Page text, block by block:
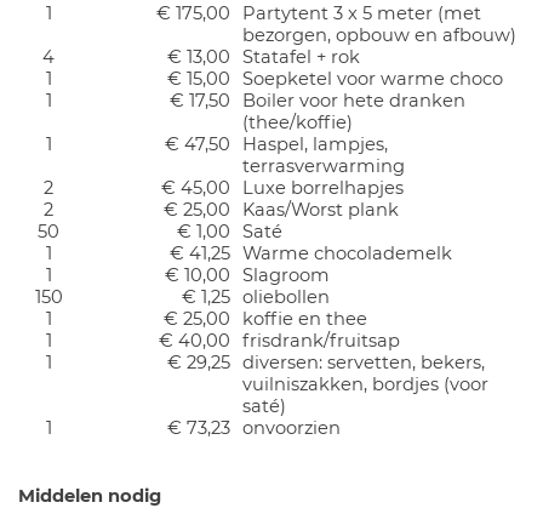
1
€ 175,00
Partytent 3 x 5 meter (met
bezorgen, opbouw en afbouw)
4
€ 13,00
Statafel + rok
1
€ 15,00
Soepketel voor warme choco
1
€ 17,50
Boiler voor hete dranken
(thee/koffie)
1
€ 47,50
Haspel, lampjes,
terrasverwarming
2
€ 45,00
Luxe borrelhapjes
2
€ 25,00
Kaas/Worst plank
50
€ 1,00
Saté
1
€ 41,25 Warme chocolademelk
1
€ 10,00
Slagroom
150
€ 1,25 oliebollen
1
€ 25,00
koffie en thee
1
€ 40,00
frisdrank/fruitsap
1
€ 29,25 diversen: servetten, bekers,
vuilniszakken, bordjes (voor
saté)
1
€ 73,23 onvoorzien
Middelen nodig